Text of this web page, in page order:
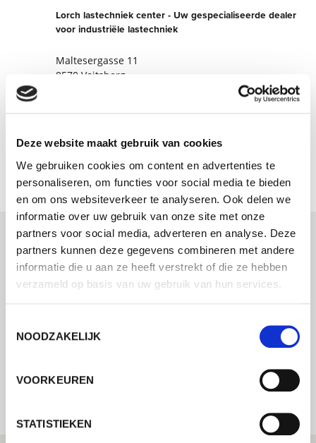
Deze website maakt gebruik van cookies
We gebruiken cookies om content en advertenties te
personaliseren, om functies voor social media te bieden
en om ons websiteverkeer te analyseren. Ook delen we
informatie over uw gebruik van onze site met onze
partners voor social media, adverteren en analyse. Deze
partners kunnen deze gegevens combineren met andere
informatie die u aan ze heeft verstrekt of die ze hebben
verzameld op basis van uw gebruik van hun services.
NOODZAKELIJK
VOORKEUREN
STATISTIEKEN
Lorch lastechniek center - Uw gespecialiseerde dealer
voor industriële lastechniek
Maltesergasse 11
8570 Voitsberg
+43314220933
Nu contact opnemen
Neem contact met ons op via ons online
formulier en wij nemen zo spoedig